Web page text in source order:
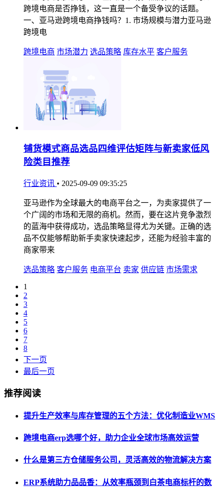
跨境电商是否挣钱，这一直是一个备受争议的话题。
一、亚马逊跨境电商挣钱吗？1. 市场规模与潜力亚马逊
跨境电
跨境电商 市场潜力 选品策略 库存水平 客户服务
铺货模式商品选品四维评估矩阵与新卖家低风
险类目推荐
行业资讯 • 2025-09-09 09:35:25
亚马逊作为全球最大的电商平台之一，为卖家提供了一
个广阔的市场和无限的商机。然而，要在这片竞争激烈
的蓝海中获得成功，选品策略显得尤为关键。正确的选
品不仅能够帮助新手卖家快速起步，还能为经验丰富的
商家带来
选品策略 客户服务 电商平台 卖家 供应链 市场需求
1
2
3
4
5
6
7
8
下一页
最后一页
推荐阅读
提升生产效率与库存管理的五个方法：优化制造业WMS
跨境电商erp选哪个好，助力企业全球市场高效运营
什么是第三方仓储服务公司，灵活高效的物流解决方案
ERP系统助力品品香：从效率瓶颈到白茶电商标杆的数